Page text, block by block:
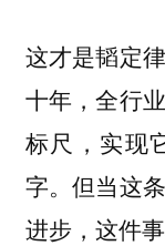
这才是韬定
十年，全行
标尺，实现
字。但当这
进步，这件